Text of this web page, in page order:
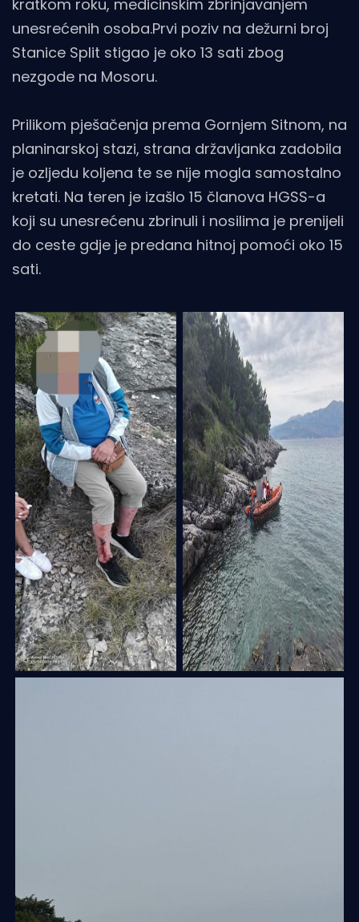
kratkom roku, medicinskim zbrinjavanjem
unesrećenih osoba.Prvi poziv na dežurni broj
Stanice Split stigao je oko 13 sati zbog
nezgode na Mosoru.
Prilikom pješačenja prema Gornjem Sitnom, na
planinarskoj stazi, strana državljanka zadobila
je ozljedu koljena te se nije mogla samostalno
kretati. Na teren je izašlo 15 članova HGSS-a
koji su unesrećenu zbrinuli i nosilima je prenijeli
do ceste gdje je predana hitnoj pomoći oko 15
sati.